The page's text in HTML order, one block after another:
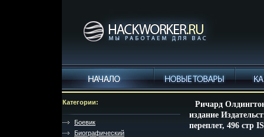
Категории:
Боевик
Биографический
Ричард
издание
переплет, 496 стр